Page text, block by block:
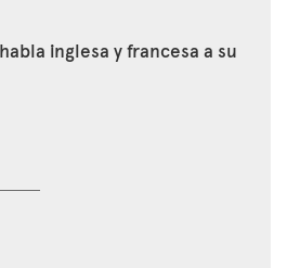
inglesa y francesa a su